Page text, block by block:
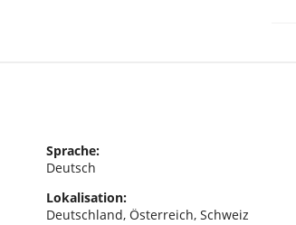
Sprache:
Deutsch
Lokalisation:
Deutschland, Österreich, Schweiz